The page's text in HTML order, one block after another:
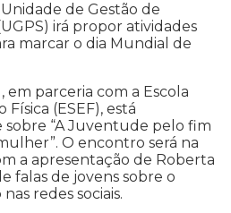
de Gestão de
irá propor atividades
marcar o dia Mundial de
em parceria com a Escola
(ESEF), está
sobre “A Juventude pelo fim
O encontro será na
a apresentação de Roberta
falas de jovens sobre o
redes sociais.